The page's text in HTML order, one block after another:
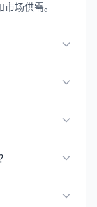
场供需。